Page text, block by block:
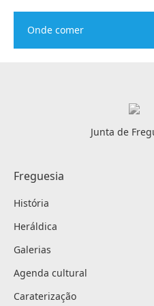
Onde comer
Junta de
Freguesia
História
Heráldica
Galerias
Agenda cultural
Caraterização